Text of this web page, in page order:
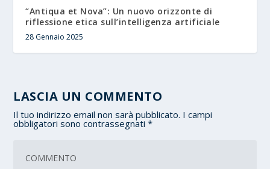
“Antiqua et Nova”: Un nuovo orizzonte di
riflessione etica sull’intelligenza artificiale
28 Gennaio 2025
LASCIA UN COMMENTO
Il tuo indirizzo email non sarà pubblicato. I campi
obbligatori sono contrassegnati*